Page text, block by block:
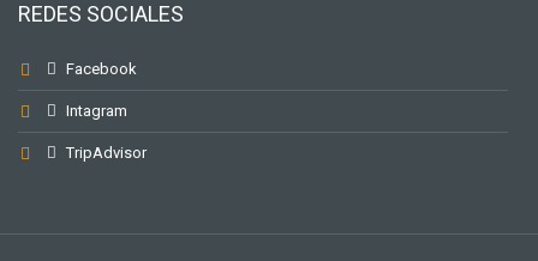
REDES SOCIALES
Facebook
Intagram
TripAdvisor